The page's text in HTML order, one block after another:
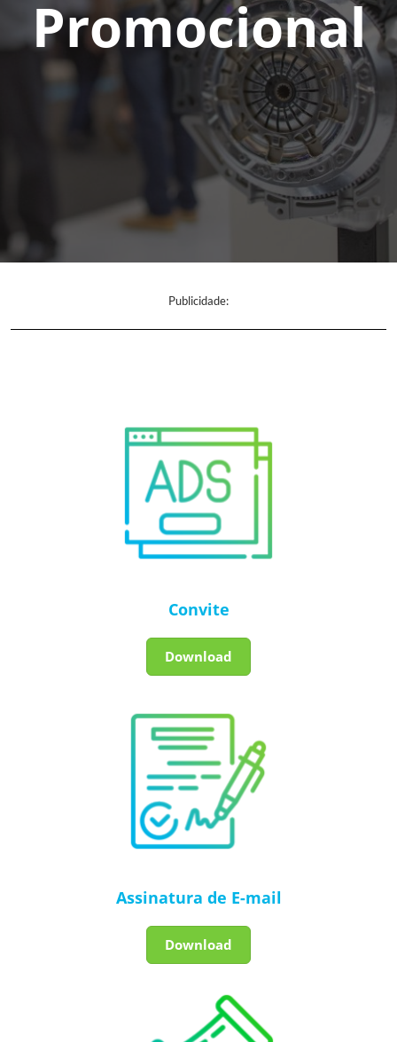
Promocional
Publicidade:
Convite
Download
Assinatura de E-mail
Download